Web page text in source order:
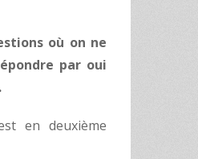
où on ne
par oui
en deuxième